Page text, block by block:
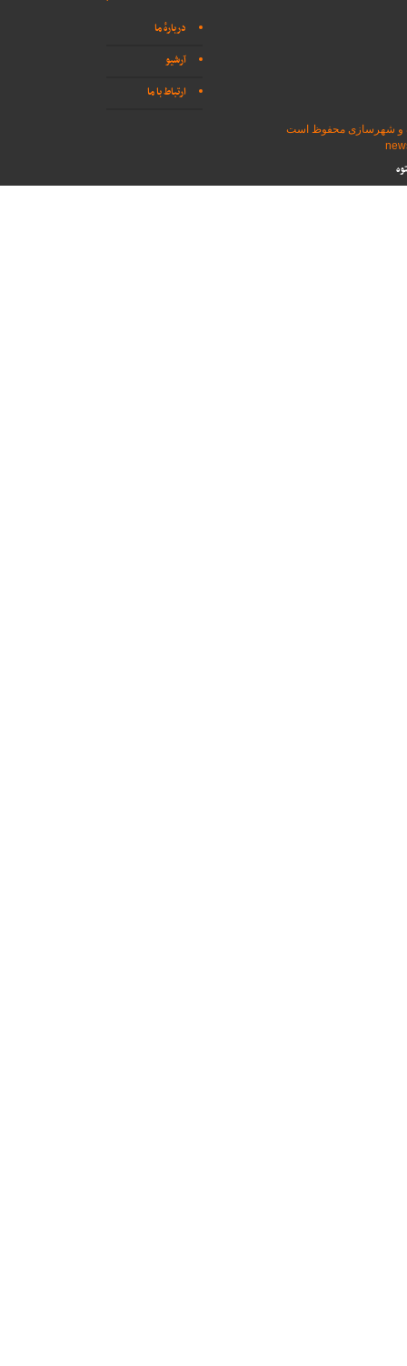
دربارهٔ ما
آرشیو
ارتباط با ما
و شهرسازی محفوظ است